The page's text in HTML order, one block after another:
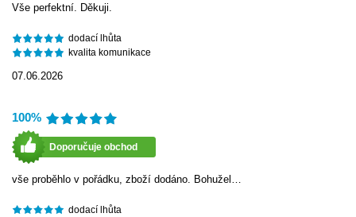
Vše perfektní. Děkuji.
dodací lhůta
kvalita komunikace
07.06.2026
100%
Doporučuje obchod
vše proběhlo v pořádku, zboží dodáno. Bohužel…
dodací lhůta